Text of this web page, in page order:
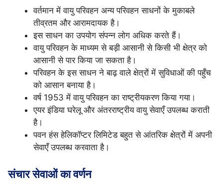
वर्तमान में वायु परिवहन अन्य परिवहन साधनों के मुकाबले
तीव्रतम और आरामदायक है।
इस साधन का उपयोग संपन्न लोग अधिक करते हैं।
वायु परिवहन के माध्यम से बड़ी आसानी से किसी भी क्षेत्र को
आसानी से पार किया जा सकता है।
परिवहन के इस साधन ने बाढ़ वाले क्षेत्रों में सुविधाओं की पहुँच
को आसान बनाया है।
वर्ष 1953 में वायु परिवहन का राष्ट्रीयकरण किया गया।
एयर इंडिया घरेलू और अंतरराष्ट्रीय वायु सेवाएँ उपलब्ध कराती
है।
पवन हंस हेलिकॉप्टर लिमिटेड बहुत से आंतरिक क्षेत्रों में अपनी
सेवाएँ उपलब्ध करवाता है।
संचार सेवाओं का वर्णन